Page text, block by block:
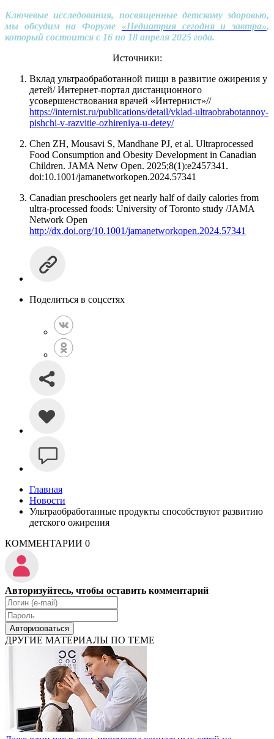
Ключевые исследования, посвященные детскому здоровью,
мы обсудим на Форуме «Педиатрия сегодня и завтра»,
который состоится с 16 по 18 апреля 2025 года.
Источники:
Вклад ультраобработанной пищи в развитие ожирения у
детей/ Интернет-портал дистанционного
усовершенствования врачей «Интернист»//
https://internist.ru/publications/detail/vklad-ultraobrabotannoy-
pishchi-v-razvitie-ozhireniya-u-detey/
Chen ZH, Mousavi S, Mandhane PJ, et al. Ultraprocessed
Food Consumption and Obesity Development in Canadian
Children. JAMA Netw Open. 2025;8(1):e2457341.
doi:10.1001/jamanetworkopen.2024.57341
Canadian preschoolers get nearly half of daily calories from
ultra-processed foods: University of Toronto study /JAMA
Network Open
http://dx.doi.org/10.1001/jamanetworkopen.2024.57341
Поделиться в соцсетях
Главная
Новости
Ультраобработанные продукты способствуют развитию
детского ожирения
КОММЕНТАРИИ 0
Авторизуйтесь, чтобы оставить комментарий
Авторизоваться
ДРУГИЕ МАТЕРИАЛЫ ПО ТЕМЕ